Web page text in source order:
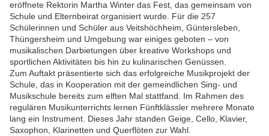
eröffnete Rektorin Martha Winter das Fest, das gemeinsam von
Schule und Elternbeirat organisiert wurde. Für die 257
Schülerinnen und Schüler aus Veitshöchheim, Güntersleben,
Thüngersheim und Umgebung war einiges geboten – von
musikalischen Darbietungen über kreative Workshops und
sportlichen Aktivitäten bis hin zu kulinarischen Genüssen.
Zum Auftakt präsentierte sich das erfolgreiche Musikprojekt der
Schule, das in Kooperation mit der gemeindlichen Sing- und
Musikschule bereits zum elften Mal stattfand. Im Rahmen des
regulären Musikunterrichts lernen Fünftklässler mehrere Monate
lang ein Instrument. Dieses Jahr standen Geige, Cello, Klavier,
Saxophon, Klarinetten und Querflöten zur Wahl.